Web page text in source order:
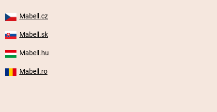
Mabell.cz
Mabell.sk
Mabell.hu
Mabell.ro